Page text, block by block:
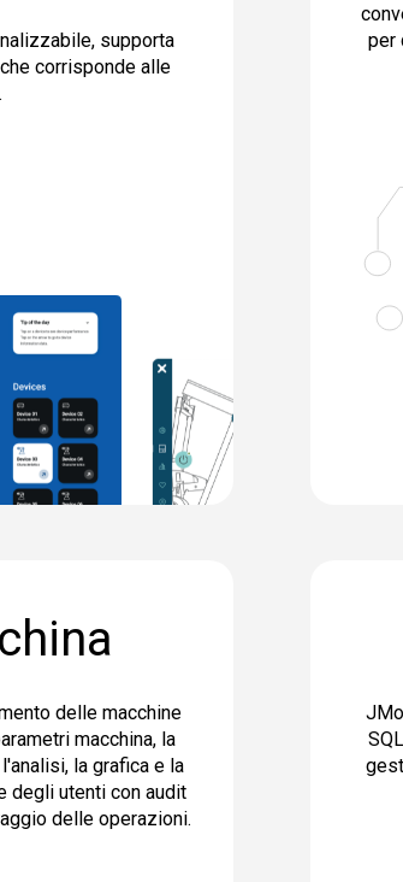
supporta
corrisponde alle
delle macchine
macchina, la
la grafica e la
degli utenti con audit
delle operazioni.
per